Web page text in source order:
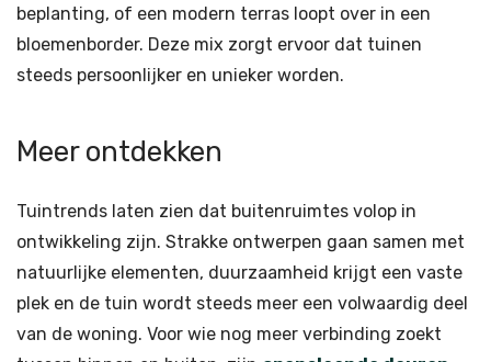
beplanting, of een modern terras loopt over in een
bloemenborder. Deze mix zorgt ervoor dat tuinen
steeds persoonlijker en unieker worden.
Meer ontdekken
Tuintrends laten zien dat buitenruimtes volop in
ontwikkeling zijn. Strakke ontwerpen gaan samen met
natuurlijke elementen, duurzaamheid krijgt een vaste
plek en de tuin wordt steeds meer een volwaardig deel
van de woning. Voor wie nog meer verbinding zoekt